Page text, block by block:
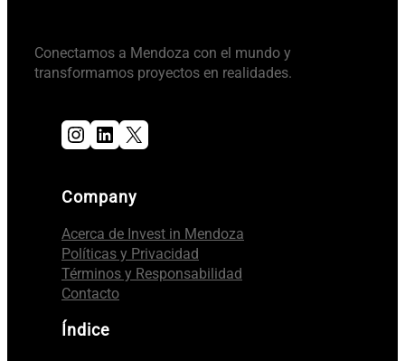
Conectamos a Mendoza con el mundo y
transformamos proyectos en realidades.
Instagram LinkedIn X
Company
Acerca de Invest in Mendoza
Políticas y Privacidad
Términos y Responsabilidad
Contacto
Índice